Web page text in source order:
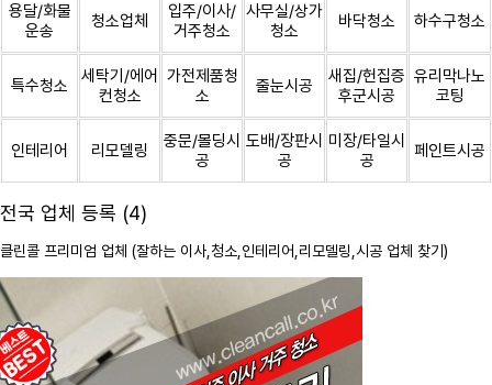
용달/화물
운송
청소업체
입주/이사/
거주청소
사무실/상가
청소
바닥청소 하수구청소
특수청소
세탁기/에어
컨청소
가전제품청
소
줄눈시공
새집/헌집증
후군시공
유리막나노
코팅
인테리어 리모델링
중문/몰딩시
공
도배/장판시
공
미장/타일시
공
페인트시공
전국 업체 등록 (4)
클린콜 프리미엄 업체 (잘하는 이사, 청소 ,인테리어,리모델링,시공 업체 찾기)